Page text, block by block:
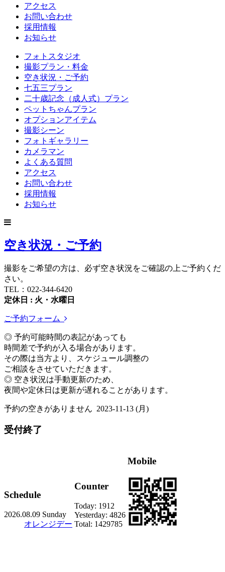
アクセス
お問い合わせ
採用情報
お知らせ
フォトスタジオ
撮影プラン・料金
空き状況・ご予約
七五三プラン
二十歳記念（成人式）プラン
ペットちゃんプラン
オプションアイテム
撮影シーン
フォトギャラリー
カメラマン
よくある質問
アクセス
お問い合わせ
採用情報
お知らせ
空き状況・ご予約
撮影をご希望の方は、必ず空き状況をご確認の上ご予約くだ
さい。
TEL：022-344-6420
定休日 : 火・水曜日
ご予約フォーム
◎ 予約可能時間の表記があっても
時間差で予約が入る場合があります。
その際は当方より、スケジュール調整の
ご相談をさせていただきます。
◎ 空き状況は手動更新のため、
夜間や定休日は更新が遅れることがあります。
予約の空きがありません 2023-11-13 (月)
受付終了
Schedule
2026.08.09 Sunday
オレンジデー
Counter
Today: 1912
Yesterday: 4826
Total: 1429785
Mobile